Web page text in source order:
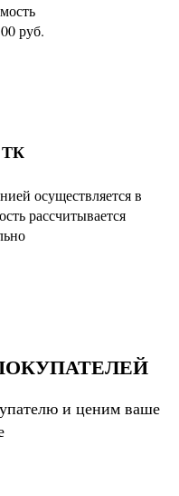
руб.
ТК
осуществляется в
рассчитывается
и ценим ваше